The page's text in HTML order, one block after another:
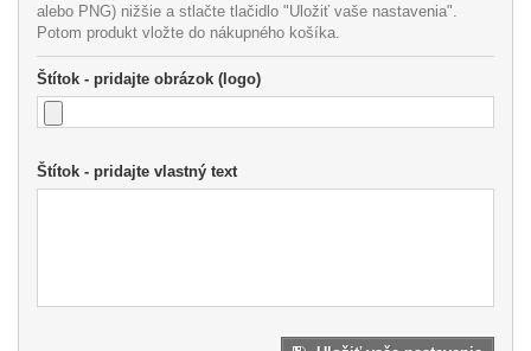
alebo PNG) nižšie a stlačte tlačidlo "Uložiť vaše nastavenia".
Potom produkt vložte do nákupného košíka.
Štítok - pridajte obrázok (logo)
Štítok - pridajte vlastný text